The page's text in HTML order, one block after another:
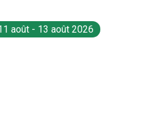
août - 13 août 2026